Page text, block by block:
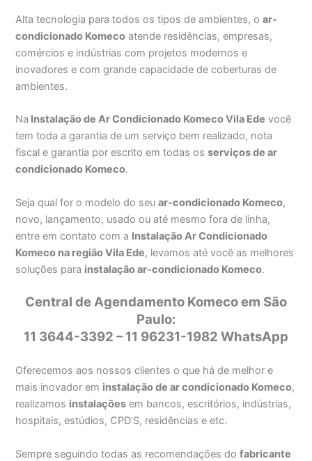
Alta tecnologia para todos os tipos de ambientes, oar-
condicionado Komeco atende residências, empresas,
comércios e indústrias com projetos modernos e
inovadores e com grande capacidade de coberturas de
ambientes.
Na Instalação de Ar Condicionado Komeco Vila Ede você
tem toda a garantia de um serviço bem realizado, nota
fiscal e garantia por escrito em todas osserviços de ar
condicionado Komeco.
Seja qual for o modelo do seuar-condicionado Komeco,
novo, lançamento, usado ou até mesmo fora de linha,
entre em contato com a Instalação Ar Condicionado
Komeco na região Vila Ede, levamos até você as melhores
soluções para instalação ar-condicionado Komeco.
Central de Agendamento Komeco em São
Paulo:
11 3644-3392 – 11 96231-1982 WhatsApp
Oferecemos aos nossos clientes o que há de melhor e
mais inovador em instalação de ar condicionado Komeco,
realizamos instalações em bancos, escritórios, indústrias,
hospitais, estúdios, CPD’S, residências e etc.
Sempre seguindo todas as recomendações dofabricante